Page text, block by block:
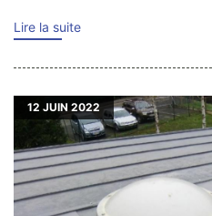
Lire la suite
12 JUIN 2022